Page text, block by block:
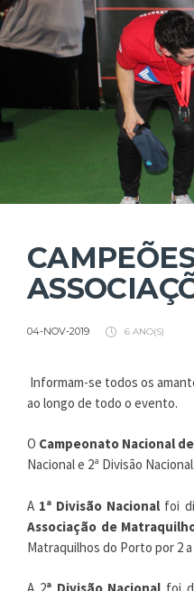
04-NOV-2019 6 ANO(S)
Informam-se todos os
ao longo de todo o evento.
O Campeonato Nacional
Nacional e 2ª Divisão Nacional.
A 1ª Divisão Nacional foi
Associação de
Matraquilhos do Porto por 2 a